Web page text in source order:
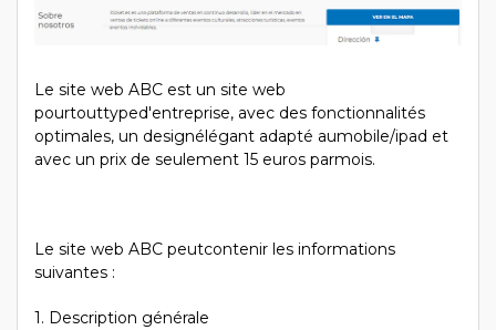
Le site web ABC est un site web
pourtouttyped'entreprise, avec des fonctionnalités
optimales, un designélégant adapté aumobile/ipad et
avec un prix de seulement 15 euros parmois.
Le site web ABC peutcontenir les informations
suivantes :
1. Description générale